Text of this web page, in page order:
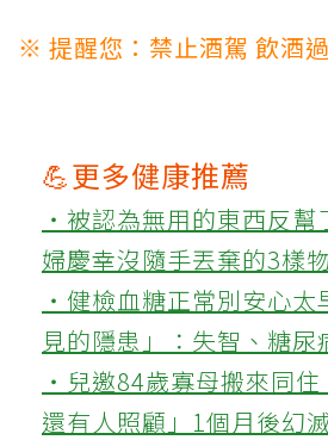
※ 提醒您：禁止酒駕 飲酒
💪更多健康推薦
‧被認為無用的東西反幫
婦慶幸沒隨手丟棄的3樣
‧健檢血糖正常別安心太
見的隱患」：失智、糖尿
‧兒邀84歲寡母搬來同住
還有人照顧」1個月後幻